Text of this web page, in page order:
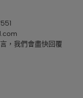
，我們會盡快回覆